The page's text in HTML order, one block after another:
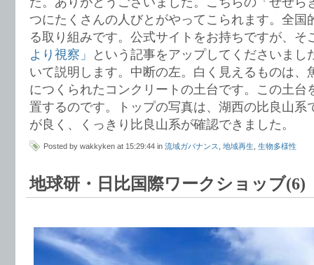
つにたくさんの人びとがやってこられます。全国
る取り組みです。公式サイトをお持ちですが、そ
より視察」
という記事をアップしてくださいまし
いて説明します。中断の左。白く見えるものは、
につくられたコンクリートの土台です。この土台
置するのです。トップの写真は、湖西の比良山系
が良く、くっきり比良山系が確認できました。
Posted by wakkyken at 15:29:44 in 流域ガバナンス 地域再生 生物多様性
地球研・日比国際ワークショッブ(6)